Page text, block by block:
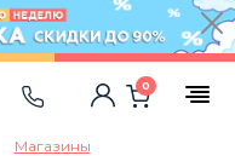
Магазины
0